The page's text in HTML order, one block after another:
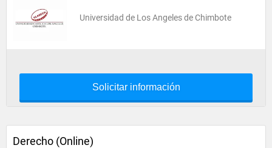
Universidad de Los Angeles de Chimbote
Solicitar información
Derecho (Online)